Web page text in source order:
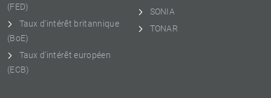
(FED)
Taux d'intérêt britannique
(BoE)
Taux d'intérêt européen
(ECB)
SONIA
TONAR